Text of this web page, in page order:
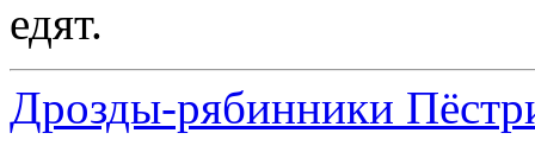
едят.
Дрозды-рябинники